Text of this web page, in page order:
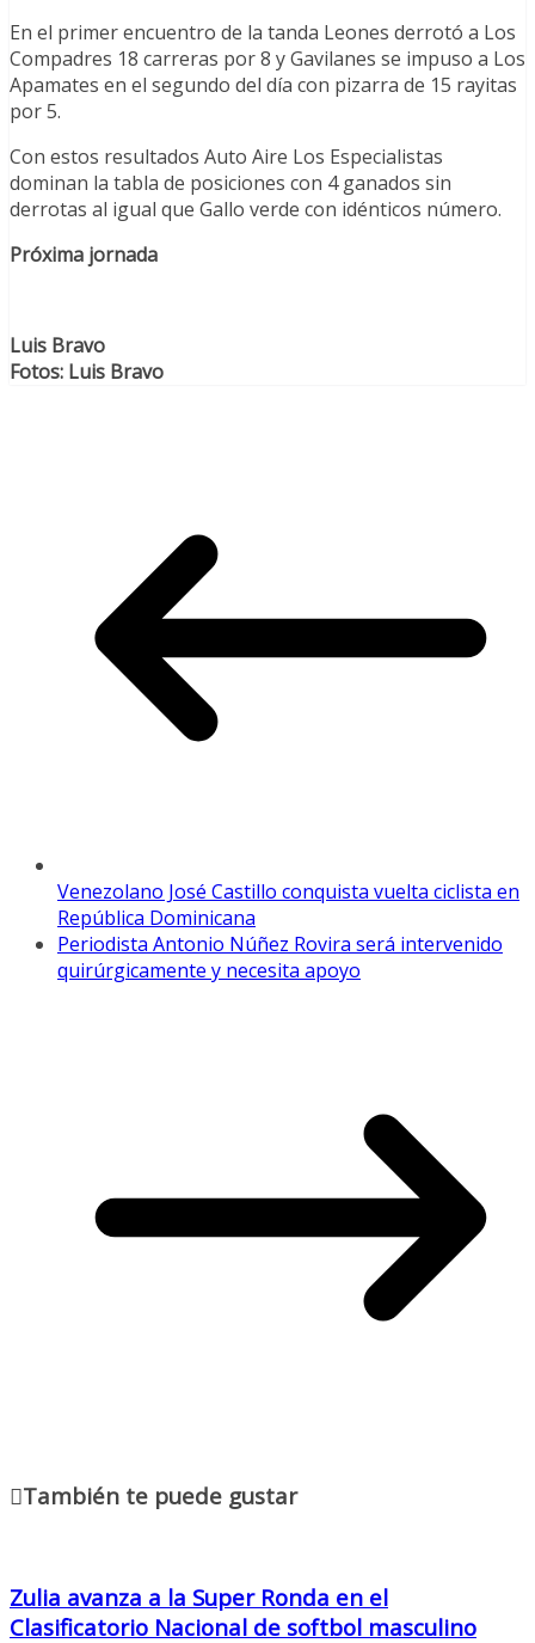
En el primer encuentro de la tanda Leones derrotó a Los
Compadres 18 carreras por 8 y Gavilanes se impuso a Los
Apamates en el segundo del día con pizarra de 15 rayitas
por 5.
Con estos resultados Auto Aire Los Especialistas
dominan la tabla de posiciones con 4 ganados sin
derrotas al igual que Gallo verde con idénticos número.
Próxima jornada
Luis Bravo
Fotos: Luis Bravo
Venezolano José Castillo conquista vuelta ciclista en
República Dominicana
Periodista Antonio Núñez Rovira será intervenido
quirúrgicamente y necesita apoyo
También te puede gustar
Zulia avanza a la Super Ronda en el
Clasificatorio Nacional de softbol masculino